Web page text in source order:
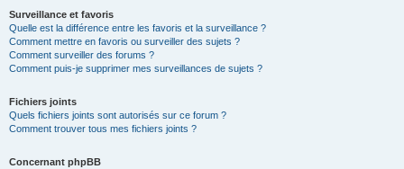
Surveillance et favoris
Quelle est la différence entre les favoris et la surveillance ?
Comment mettre en favoris ou surveiller des sujets ?
Comment surveiller des forums ?
Comment puis-je supprimer mes surveillances de sujets ?
Fichiers joints
Quels fichiers joints sont autorisés sur ce forum ?
Comment trouver tous mes fichiers joints ?
Concernant phpBB